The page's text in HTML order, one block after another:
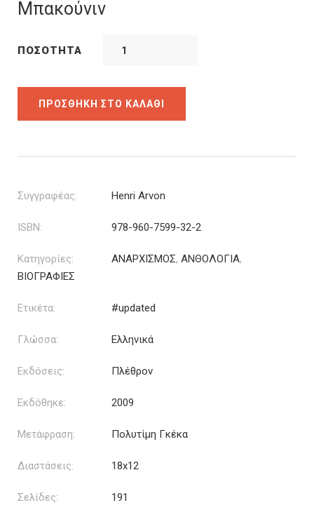
Μπακούνιν
ΠΟΣΌΤΗΤΑ
ΠΡΟΣΘΉΚΗ ΣΤΟ ΚΑΛΆΘΙ
Συγγραφέας: Henri Arvon
ISBN: 978-960-7599-32-2
Κατηγορίες: ΑΝΑΡΧΙΣΜΟΣ, ΑΝΘΟΛΟΓΙΑ,
ΒΙΟΓΡΑΦΙΕΣ
Ετικέτα: #updated
Γλώσσα: Ελληνικά
Εκδόσεις: Πλέθρον
Εκδόθηκε: 2009
Μετάφραση: Πολυτίμη Γκέκα
Διαστάσεις: 18x12
Σελίδες: 191